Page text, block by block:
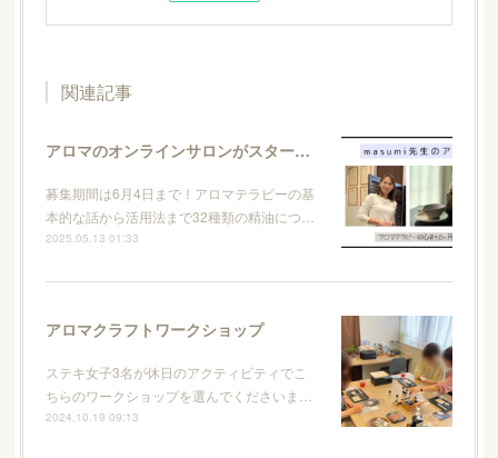
関連記事
アロマのオンラインサロンがスタートします
募集期間は6月4日まで！アロマテラピーの基
本的な話から活用法まで32種類の精油につ…
2025.05.13 01:33
アロマクラフトワークショップ
ステキ女子3名が休日のアクティビティでこ
ちらのワークショップを選んでくださいま…
2024.10.19 09:13